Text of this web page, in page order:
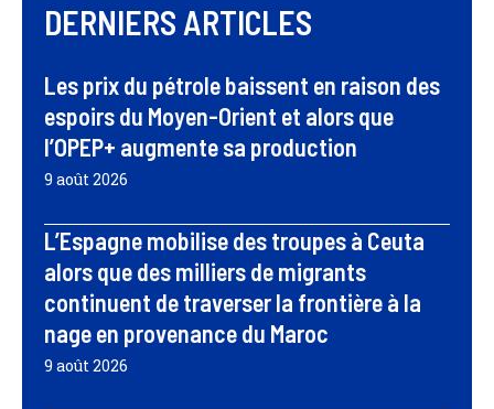
DERNIERS ARTICLES
Les prix du pétrole baissent en raison des
espoirs du Moyen-Orient et alors que
l’OPEP+ augmente sa production
9 août 2026
L’Espagne mobilise des troupes à Ceuta
alors que des milliers de migrants
continuent de traverser la frontière à la
nage en provenance du Maroc
9 août 2026